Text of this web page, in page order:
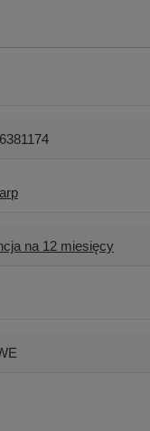
na 12 miesięcy